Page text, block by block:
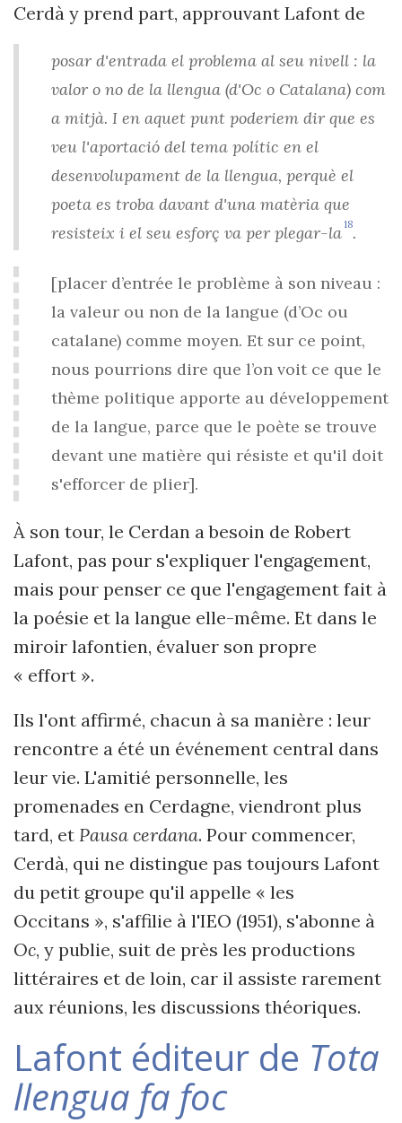
Cerdà y prend part, approuvant Lafont de
posar d'entrada el problema al seu nivell : la
valor o no de la llengua (d'Oc o Catalana) com
a mitjà. I en aquet punt poderiem dir que es
veu l'aportació del tema polític en el
desenvolupament de la llengua, perquè el
poeta es troba davant d'una matèria que
resisteix i el seu esforç va per plegar-la18.
[placer d’entrée le problème à son niveau :
la valeur ou non de la langue (d’Oc ou
catalane) comme moyen. Et sur ce point,
nous pourrions dire que l’on voit ce que le
thème politique apporte au développement
de la langue, parce que le poète se trouve
devant une matière qui résiste et qu'il doit
s'efforcer de plier].
À son tour, le Cerdan a besoin de Robert
Lafont, pas pour s'expliquer l'engagement,
mais pour penser ce que l'engagement fait à
la poésie et la langue elle-même. Et dans le
miroir lafontien, évaluer son propre
« effort ».
Ils l'ont affirmé, chacun à sa manière : leur
rencontre a été un événement central dans
leur vie. L'amitié personnelle, les
promenades en Cerdagne, viendront plus
tard, et Pausa cerdana. Pour commencer,
Cerdà, qui ne distingue pas toujours Lafont
du petit groupe qu'il appelle « les
Occitans », s'affilie à l'IEO (1951), s'abonne à
Oc, y publie, suit de près les productions
littéraires et de loin, car il assiste rarement
aux réunions, les discussions théoriques.
Lafont éditeur de Tota
llengua fa foc